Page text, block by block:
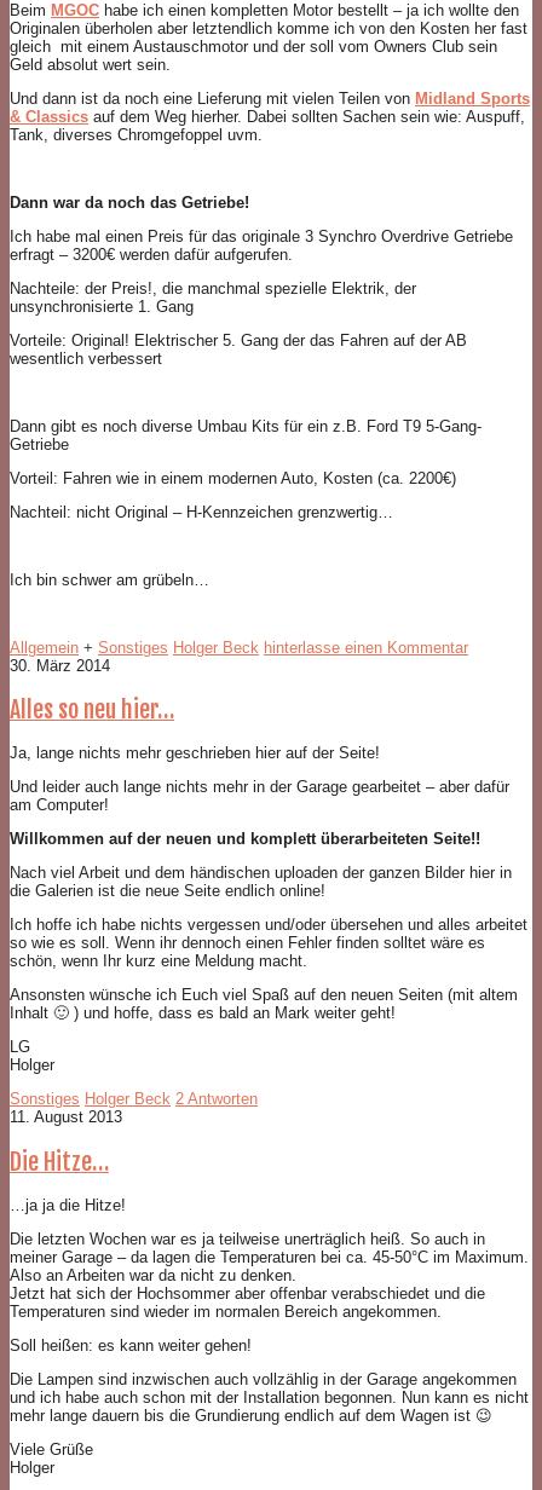
Beim MGOC habe ich einen kompletten Motor bestellt – ja ich wollte den
Originalen überholen aber letztendlich komme ich von den Kosten her fast
gleich mit einem Austauschmotor und der soll vom Owners Club sein
Geld absolut wert sein.
Und dann ist da noch eine Lieferung mit vielen Teilen von Midland Sports
& Classics auf dem Weg hierher. Dabei sollten Sachen sein wie: Auspuff,
Tank, diverses Chromgefoppel uvm.
Dann war da noch das Getriebe!
Ich habe mal einen Preis für das originale 3 Synchro Overdrive Getriebe
erfragt – 3200€ werden dafür aufgerufen.
Nachteile: der Preis!, die manchmal spezielle Elektrik, der
unsynchronisierte 1. Gang
Vorteile: Original! Elektrischer 5. Gang der das Fahren auf der AB
wesentlich verbessert
Dann gibt es noch diverse Umbau Kits für ein z.B. Ford T9 5-Gang-
Getriebe
Vorteil: Fahren wie in einem modernen Auto, Kosten (ca. 2200€)
Nachteil: nicht Original – H-Kennzeichen grenzwertig…
Ich bin schwer am grübeln…
Allgemein + Sonstiges Holger Beck hinterlasse einen Kommentar
30. März 2014
Alles so neu hier…
Ja, lange nichts mehr geschrieben hier auf der Seite!
Und leider auch lange nichts mehr in der Garage gearbeitet – aber dafür
am Computer!
Willkommen auf der neuen und komplett überarbeiteten Seite!!
Nach viel Arbeit und dem händischen uploaden der ganzen Bilder hier in
die Galerien ist die neue Seite endlich online!
Ich hoffe ich habe nichts vergessen und/oder übersehen und alles arbeitet
so wie es soll. Wenn ihr dennoch einen Fehler finden solltet wäre es
schön, wenn Ihr kurz eine Meldung macht.
Ansonsten wünsche ich Euch viel Spaß auf den neuen Seiten (mit altem
Inhalt 🙂 ) und hoffe, dass es bald an Mark weiter geht!
LG
Holger
Sonstiges Holger Beck 2 Antworten
11. August 2013
Die Hitze…
…ja ja die Hitze!
Die letzten Wochen war es ja teilweise unerträglich heiß. So auch in
meiner Garage – da lagen die Temperaturen bei ca. 45-50°C im Maximum.
Also an Arbeiten war da nicht zu denken.
Jetzt hat sich der Hochsommer aber offenbar verabschiedet und die
Temperaturen sind wieder im normalen Bereich angekommen.
Soll heißen: es kann weiter gehen!
Die Lampen sind inzwischen auch vollzählig in der Garage angekommen
und ich habe auch schon mit der Installation begonnen. Nun kann es nicht
mehr lange dauern bis die Grundierung endlich auf dem Wagen ist 😉
Viele Grüße
Holger